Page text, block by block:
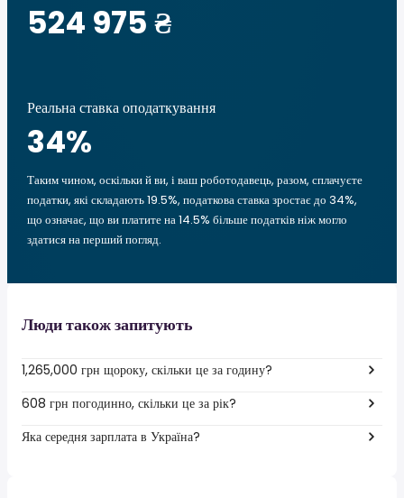
524 975 ₴
Реальна ставка оподаткування
34%
Таким чином, оскільки й ви, і ваш роботодавець, разом, сплачуєте
податки, які складають 19.5%, податкова ставка зростає до 34%,
що означає, що ви платите на 14.5% більше податків ніж могло
здатися на перший погляд.
Люди також запитують
1,265,000 грн щороку, скільки це за годину?
608 грн погодинно, скільки це за рік?
Яка середня зарплата в Україна?